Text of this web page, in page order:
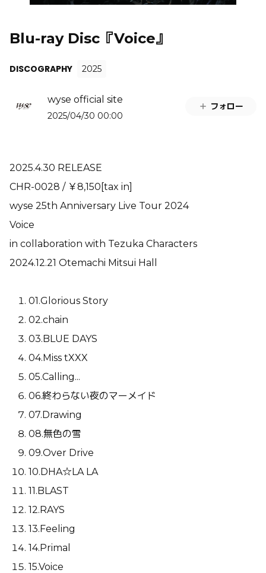
Blu-ray Disc『Voice』
DISCOGRAPHY 2025
wyse official site
2025/04/30 00:00
フォロー
2025.4.30 RELEASE
CHR-0028 / ￥8,150[tax in]
wyse 25th Anniversary Live Tour 2024
Voice
in collaboration with Tezuka Characters
2024.12.21 Otemachi Mitsui Hall
01.Glorious Story
02.chain
03.BLUE DAYS
04.Miss tXXX
05.Calling...
06.終わらない夜のマーメイド
07.Drawing
08.無色の雪
09.Over Drive
10.DHA☆LA LA
11.BLAST
12.RAYS
13.Feeling
14.Primal
15.Voice